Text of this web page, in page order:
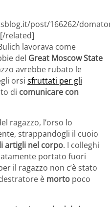
post/166262/
related]
lavorava come
del Great Moscow State
avrebbe rubato le
orsi sfruttati per gli
di comunicare con
ragazzo, l’orso lo
strappandogli il cuoio
artigli nel corpo. I colleghi
portato fuori
il ragazzo non c’è stato
è morto poco